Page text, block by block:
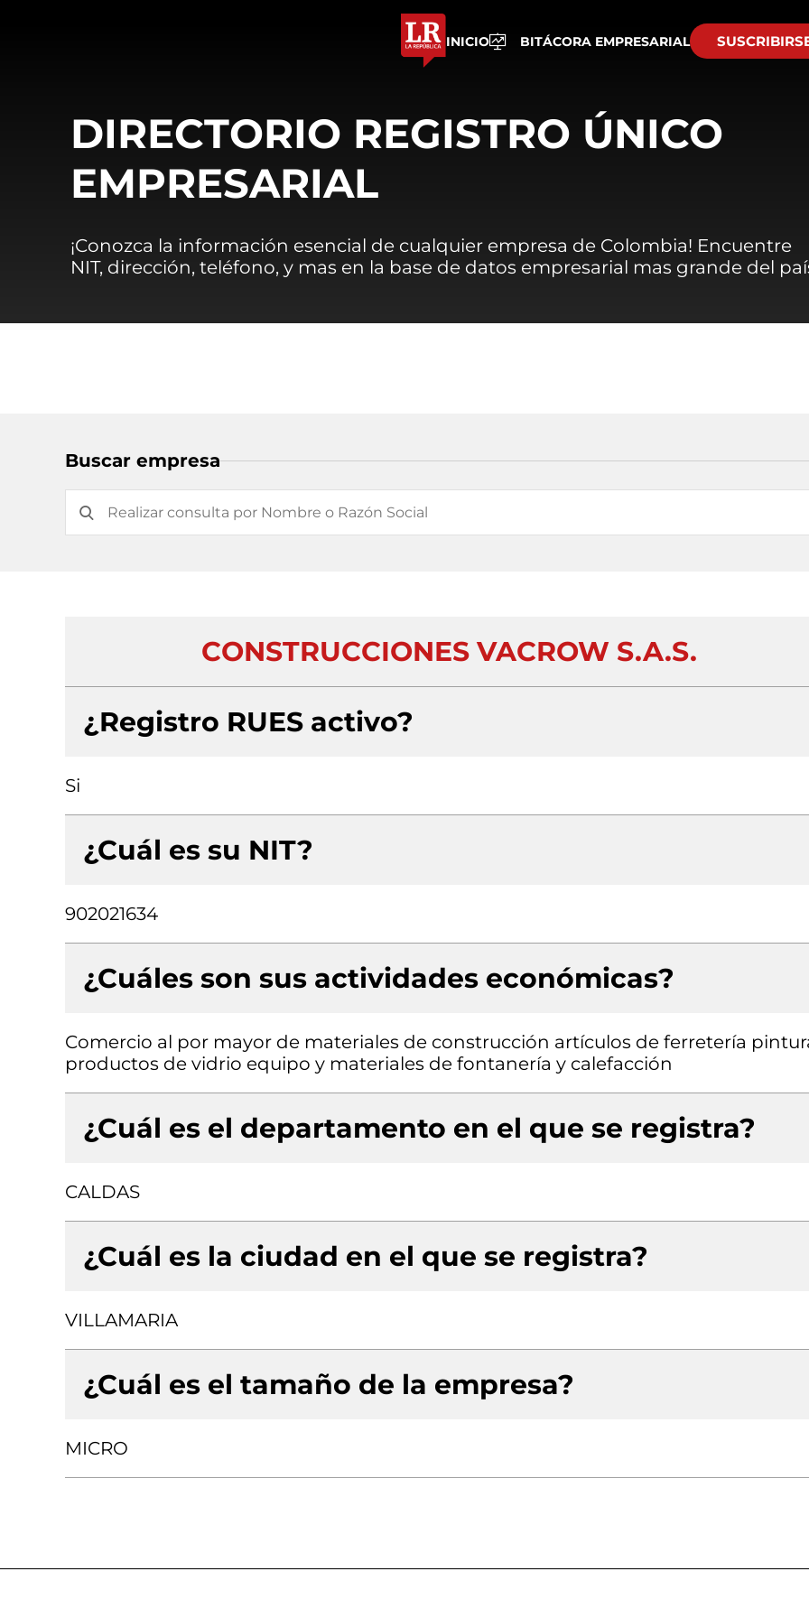
INICIO BITÁCORA EMPRESARIAL
DIRECTORIO REGISTRO ÚNICO
EMPRESARIAL
¡Conozca la información esencial de cualquier empresa de Colombia! Encuentre
NIT, dirección, teléfono, y mas en la base de datos empresarial mas grande del
Buscar empresa
CONSTRUCCIONES VACROW S.A.S.
¿Registro RUES activo?
Si
¿Cuál es su NIT?
902021634
¿Cuáles son sus actividades económicas?
Comercio al por mayor de materiales de construcción artículos de ferretería
productos de vidrio equipo y materiales de fontanería y calefacción
¿Cuál es el departamento en el que se registra?
CALDAS
¿Cuál es la ciudad en el que se registra?
VILLAMARIA
¿Cuál es el tamaño de la empresa?
MICRO